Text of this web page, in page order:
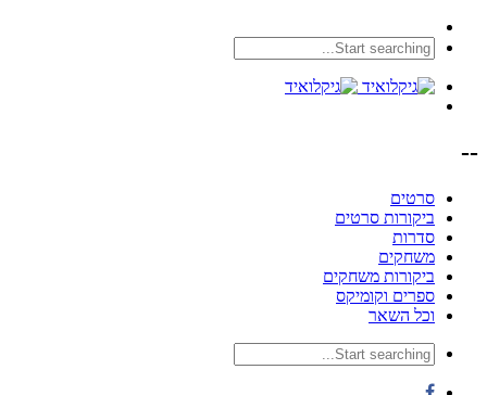
--
סרטים
ביקורות סרטים
סדרות
משחקים
ביקורות משחקים
ספרים וקומיקס
וכל השאר